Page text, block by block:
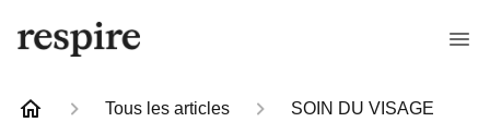
Tous les articles SOIN DU VISAGE